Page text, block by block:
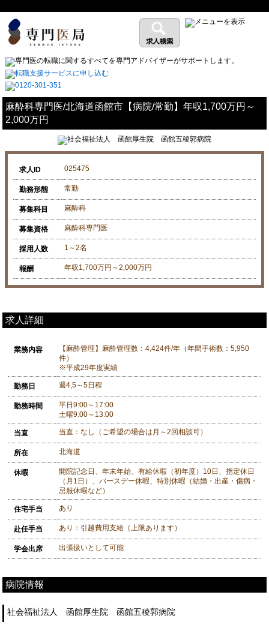
麻酔科専門医/北海道函館市【病院/常勤】年収1,700万円～
2,000万円
求人ID 025475
勤務形態 常勤
募集科目 麻酔科
募集資格 麻酔科専門医
採用人数 1～2名
報酬 年収1,700万円～2,000万円
求人詳細
業務内容
【麻酔管理】麻酔管理数：4,424件/年（年間手術数：5,950
件）
※平成29年度実績
勤務日 週4,5～5日程
勤務時間
平日9:00～17:00
土曜9:00～13:00
当直 当直：なし（ご希望の場合は月～2回相談可）
所在 北海道
休暇
開院記念日、年末年始、有給休暇（初年度）10日、指定休日
（月1日）、バースデー休暇、特別休暇（結婚・出産・傷病・
忌服休暇など）
住宅手当 あり
赴任手当 あり：引越費用支給（上限あります）
学会出席 出張扱いとして可能
病院情報
社会福祉法人 函館厚生院 函館五稜郭病院